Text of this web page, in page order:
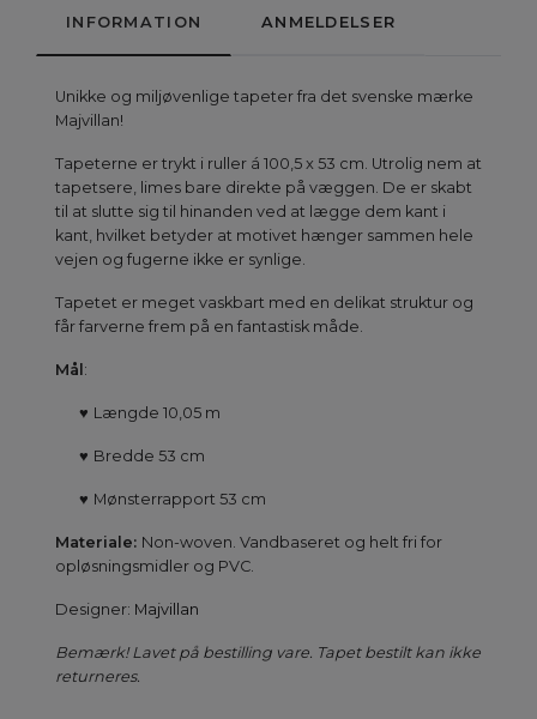
INFORMATION ANMELDELSER
Unikke og miljøvenlige tapeter fra det svenske mærke
Majvillan!
Tapeterne er trykt i ruller á 100,5 x 53 cm. Utrolig nem at
tapetsere, limes bare direkte på væggen. De er skabt
til at slutte sig til hinanden ved at lægge dem kant i
kant, hvilket betyder at motivet hænger sammen hele
vejen og fugerne ikke er synlige.
Tapetet er meget vaskbart med en delikat struktur og
får farverne frem på en fantastisk måde.
Mål :
♥ Længde 10,05 m
♥ Bredde 53 cm
♥ Mønsterrapport 53 cm
Materiale: Non-woven. Vandbaseret og helt fri for
opløsningsmidler og PVC.
Designer: Majvillan
Bemærk! Lavet på bestilling vare. Tapet bestilt kan ikke
returneres.